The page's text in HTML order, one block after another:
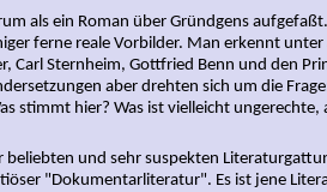
als ein Roman über Gründgens
ferne reale Vorbilder. Man erkennt
Carl Sternheim, Gottfried Benn und den
aber drehten sich um die
stimmt hier? Was ist vielleicht ungerechte,
und sehr suspekten
"Dokumentarliteratur". Es ist jene